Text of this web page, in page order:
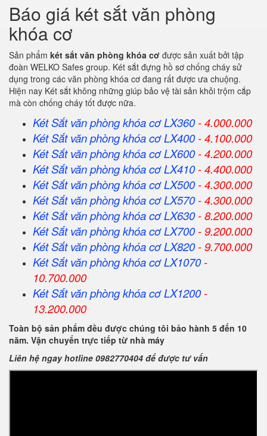
Báo giá két sắt văn phòng
khóa cơ
Sản phẩm két sắt văn phòng khóa cơ được sản xuất bởi tập
đoàn WELKO Safes group. Két sắt đựng hồ sơ chống cháy sử
dụng trong các văn phòng khóa cơ đang rất được ưa chuộng.
Hiện nay Két sắt không những giúp bảo vệ tài sản khỏi trộm cắp
mà còn chống cháy tốt được nữa.
Két Sắt văn phòng khóa cơ LX360- 4.000.000
Két Sắtvăn phòng khóa cơLX400- 4.100.000
Két Sắtvăn phòng khóa cơLX600- 4.200.000
Két Sắtvăn phòng khóa cơLX410- 4.400.000
Két Sắtvăn phòng khóa cơLX500- 4.300.000
Két Sắtvăn phòng khóa cơLX570- 4.300.000
Két Sắtvăn phòng khóa cơLX630- 8.200.000
Két Sắtvăn phòng khóa cơLX700- 9.200.000
Két Sắtvăn phòng khóa cơLX820- 9.700.000
Két Sắtvăn phòng khóa cơLX1070-
10.700.000
Két Sắtvăn phòng khóa cơLX1200-
13.200.000
Toàn bộ sản phẩm đều được chúng tôi bảo hành 5 đến 10
năm. Vận chuyển trực tiếp từ nhà máy
Liên hệ ngay hotline 0982770404 để được tư vấn